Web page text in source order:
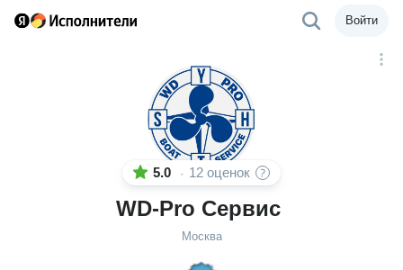
Войти
5.0 · 12 оценок
WD-Pro Сервис
Москва